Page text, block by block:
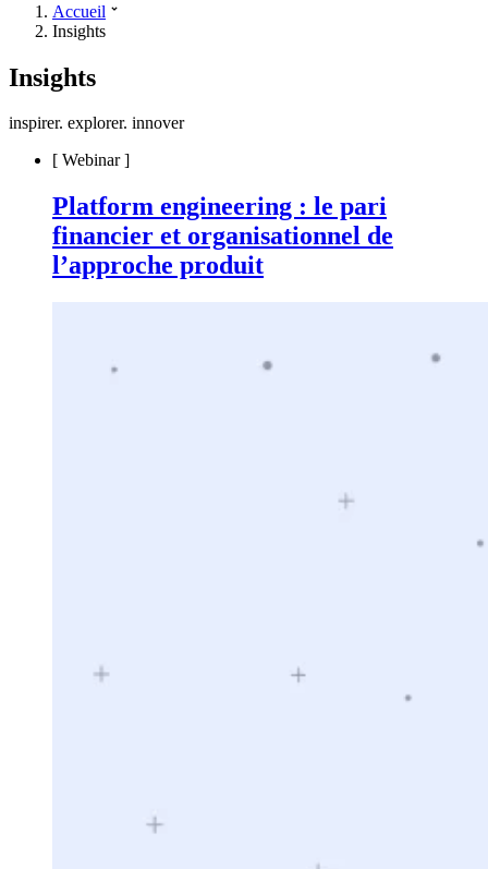
Accueil
Insights
Insights
inspirer. explorer. innover
[ Webinar]
Platform engineering : le pari
financier et organisationnel de
l’approche produit